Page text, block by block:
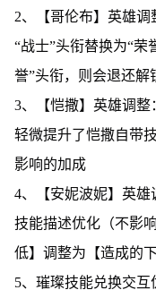
2、【哥伦布】英雄调
“战士”头衔替换为“荣
誉”头衔，则会退还解
3、【恺撒】英雄调整
轻微提升了恺撒自带
影响的加成
4、【安妮波妮】英雄
技能描述优化（不影
低】调整为【造成的
5、璀璨技能兑换交互